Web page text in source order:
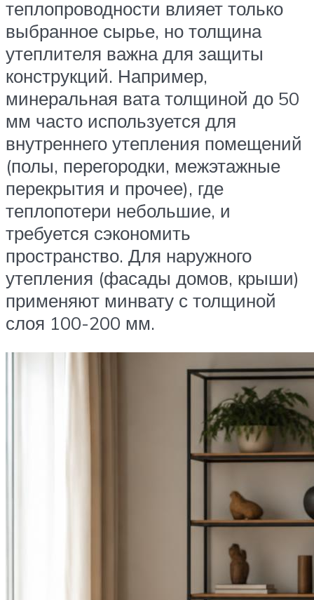
теплопроводности влияет только
выбранное сырье, но толщина
утеплителя важна для защиты
конструкций. Например,
минеральная вата толщиной до 50
мм часто используется для
внутреннего утепления помещений
(полы, перегородки, межэтажные
перекрытия и прочее), где
теплопотери небольшие, и
требуется сэкономить
пространство. Для наружного
утепления (фасады домов, крыши)
применяют минвату с толщиной
слоя 100-200 мм.